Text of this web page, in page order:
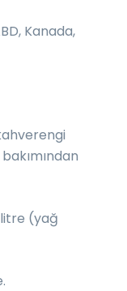
Kanada,
litre (yağ